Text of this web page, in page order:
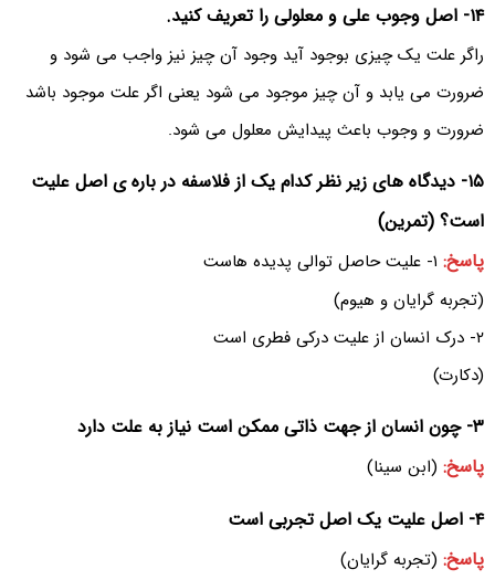
۱۴- اصل وجوب على و معلولی را تعریف کنید.
راگر علت یک چیزی بوجود آید وجود آن چیز نیز واجب می شود و
ضرورت می یابد و آن چیز موجود می شود یعنی اگر علت موجود باشد
ضرورت و وجوب باعث پیدایش معلول می شود.
۱۵- دیدگاه های زیر نظر کدام یک از فلاسفه در باره ی اصل علیت
است؟ (تمرین)
پاسخ:
(تجربه گرایان و هیوم)
۲- درک انسان از علیت درکی فطری است
(دکارت)
۳- چون انسان از جهت ذاتی ممکن است نیاز به علت دارد
پاسخ: (ابن سینا)
۴- اصل علیت یک اصل تجربی است
پاسخ: (تجربه گرایان)